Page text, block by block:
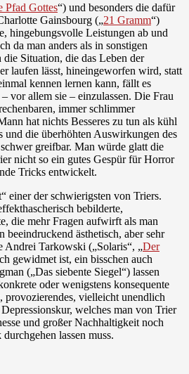
Pfad Gottes“) und besonders die dafür
Gainsbourg („21 Gramm“)
hingebungsvolle Leistungen ab und
da man anders als in sonstigen
Situation, die das Leben der
laufen lässt, hineingeworfen wird, statt
kennen lernen kann, fällt es
vor allem sie – einzulassen. Die Frau
immer schlimmer
hat nichts Besseres zu tun als kühl
und die überhöhten Auswirkungen des
greifbar. Man würde glatt die
nicht so ein gutes Gespür für Horror
Tricks entwickelt.
einer der schwierigsten von Triers.
bebilderte,
die mehr Fragen aufwirft als man
beeindruckend ästhetisch, aber sehr
Andrei Tarkowski („Solaris“, „Der
gewidmet ist, ein bisschen auch
(„Das siebente Siegel“) lassen
oder wenigstens konsequente
provozierendes, vielleicht unendlich
welches man von Trier
und großer Nachhaltigkeit noch
lassen muss.